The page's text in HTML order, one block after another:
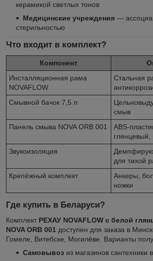
керамикой светлых тонов
Медицинские учреждения —
стерильностью
Что входит в комплект?
Компонент
Инсталляционная рама
NOVAFLOW
Стальная
Смывной бачок 7,5 л
смыв
Панель смыва NOVA ORB 001
ABS-
глянцевый,
Звукоизоляция
для тихой
Крепёжный комплект
Анкеры,
ножки
Где купить в Беларуси?
Комплект РЕХАУ NOVAFLOW с белой
NOVA ORB 001 доступен для заказа в
Гомеле, Витебске, Могилёве. Варианты
Самовывоз из магазинов сантехники